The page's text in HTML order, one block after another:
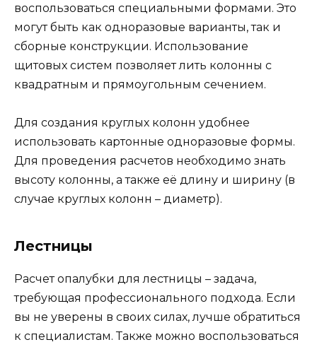
воспользоваться специальными формами. Это
могут быть как одноразовые варианты, так и
сборные конструкции. Использование
щитовых систем позволяет лить колонны с
квадратным и прямоугольным сечением.
Для создания круглых колонн удобнее
использовать картонные одноразовые формы.
Для проведения расчетов необходимо знать
высоту колонны, а также её длину и ширину (в
случае круглых колонн – диаметр).
Лестницы
Расчет опалубки для лестницы – задача,
требующая профессионального подхода. Если
вы не уверены в своих силах, лучше обратиться
к специалистам. Также можно воспользоваться